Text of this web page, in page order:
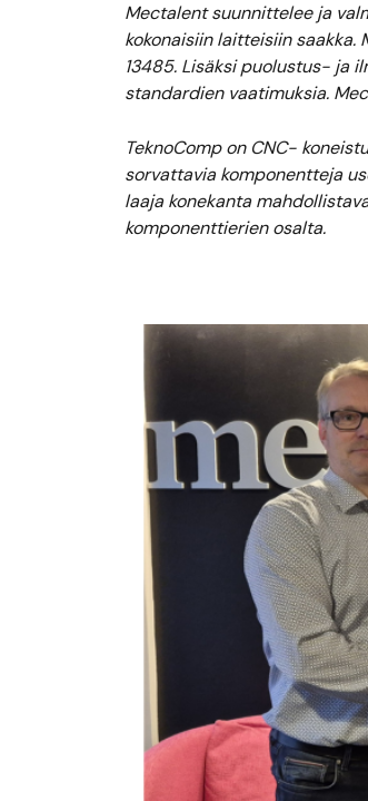
Mectalent suunnittelee ja
kokonaisiin laitteisiin
13485. Lisäksi puolustus- ja
standardien vaatimuksia.
TeknoComp on CNC-
sorvattavia komponentteja
laaja konekanta
komponenttierien osalta.